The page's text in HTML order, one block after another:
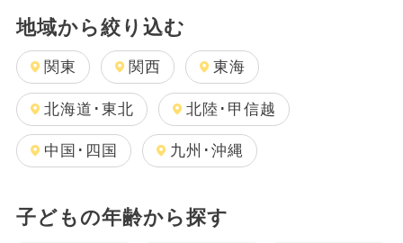
地域から絞り込む
関東 関西 東海
北海道･東北 北陸･甲信越
中国･四国 九州･沖縄
子どもの年齢から探す